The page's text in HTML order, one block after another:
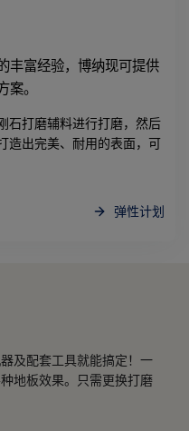
丰富经验，博纳现可提供
。
石打磨辅料进行打磨，然后
造出完美、耐用的表面，可
弹性计划
及配套工具就能搞定！一
地板效果。只需更换打磨